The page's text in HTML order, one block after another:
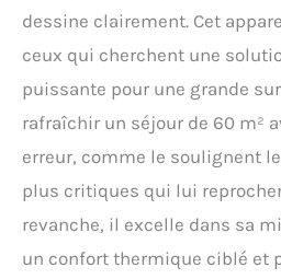
dessine clairement. Cet
ceux qui cherchent une
puissante pour une grande
rafraîchir un séjour de 60 m²
erreur, comme le soulignent
plus critiques qui lui
revanche, il excelle dans sa
un confort thermique ciblé et